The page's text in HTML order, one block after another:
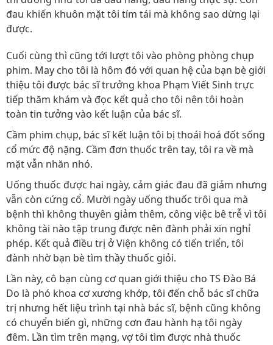
đau khiến khuôn mặt tôi tím tái mà không sao dừng lại
được.
Cuối cùng thì cũng tới lượt tôi vào phòng phòng chụp
phim. May cho tôi là hôm đó với quan hệ của bạn bè giới
thiệu tôi được bác sĩ trưởng khoa Phạm Viết Sinh trực
tiếp thăm khám và đọc kết quả cho tôi nên tôi hoàn
toàn tin tưởng vào kết luận của bác sĩ.
Cầm phim chụp, bác sĩ kết luận tôi bị thoái hoá đốt sống
cổ mức độ nặng. Cầm đơn thuốc trên tay, tôi ra về mà
mặt vẫn nhăn nhó.
Uống thuốc được hai ngày, cảm giác đau đã giảm nhưng
vẫn còn cứng cổ. Mười ngày uống thuốc trôi qua mà
bệnh thì không thuyên giảm thêm, công việc bê trễ vì tôi
không tài nào tập trung được nên đành phải xin nghỉ
phép. Kết quả điều trị ở Viện không có tiến triển, tôi
đành nhờ bạn bè tìm thầy thuốc giỏi.
Lần này, cô bạn cùng cơ quan giới thiệu cho TS Đào Bá
Do là phó khoa cơ xương khớp, tôi đến chỗ bác sĩ chữa
trị nhưng hết liệu trình tại nhà bác sĩ, bệnh cũng không
có chuyển biến gì, những cơn đau hành hạ tôi ngày
đêm. Lần tìm trên mạng, vợ tôi tìm được nhà thuốc